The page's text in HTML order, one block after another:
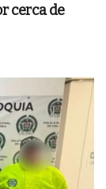
cerca de